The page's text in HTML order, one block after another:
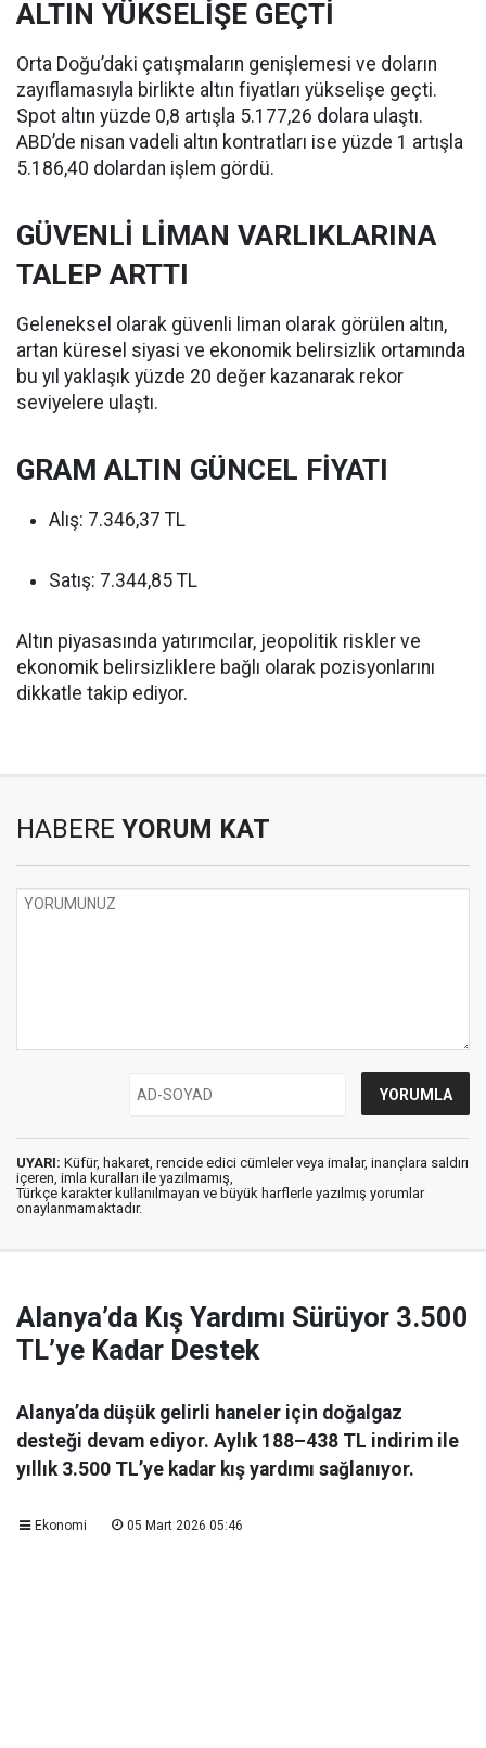
ALTIN YÜKSELİŞE GEÇTİ
Orta Doğu’daki çatışmaların genişlemesi ve doların
zayıflamasıyla birlikte altın fiyatları yükselişe geçti.
Spot altın yüzde 0,8 artışla 5.177,26 dolara ulaştı.
ABD’de nisan vadeli altın kontratları ise yüzde 1 artışla
5.186,40 dolardan işlem gördü.
GÜVENLİ LİMAN VARLIKLARINA
TALEP ARTTI
Geleneksel olarak güvenli liman olarak görülen altın,
artan küresel siyasi ve ekonomik belirsizlik ortamında
bu yıl yaklaşık yüzde 20 değer kazanarak rekor
seviyelere ulaştı.
GRAM ALTIN GÜNCEL FİYATI
Alış: 7.346,37 TL
Satış: 7.344,85 TL
Altın piyasasında yatırımcılar, jeopolitik riskler ve
ekonomik belirsizliklere bağlı olarak pozisyonlarını
dikkatle takip ediyor.
HABERE YORUM KAT
UYARI: Küfür, hakaret, rencide edici cümleler veya imalar, inançlara saldırı
içeren, imla kuralları ile yazılmamış,
Türkçe karakter kullanılmayan ve büyük harflerle yazılmış yorumlar
onaylanmamaktadır.
Alanya’da Kış Yardımı Sürüyor 3.500
TL’ye Kadar Destek
Alanya’da düşük gelirli haneler için doğalgaz
desteği devam ediyor. Aylık 188–438 TL indirim ile
yıllık 3.500 TL’ye kadar kış yardımı sağlanıyor.
Ekonomi 05 Mart 2026 05:46